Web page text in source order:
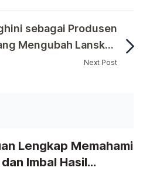
anak, salah satu tantangan
sebagai Produsen
Mengubah Lanskap
Industri Otomotif Global
Next Post
Lengkap Memahami
Imbal Hasil